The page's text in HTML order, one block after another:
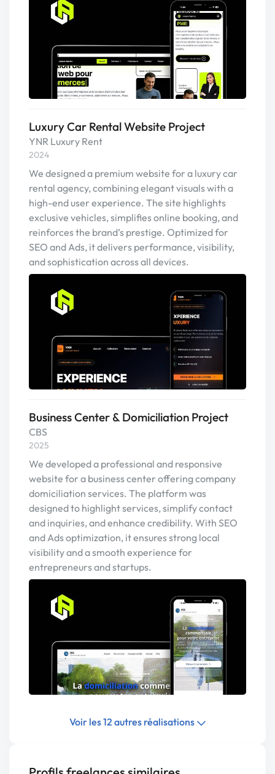
Luxury Car Rental Website Project
YNR Luxury Rent
2024
We designed a premium website for a luxury car
rental agency, combining elegant visuals with a
high-end user experience. The site highlights
exclusive vehicles, simplifies online booking, and
reinforces the brand’s prestige. Optimized for
SEO and Ads, it delivers performance, visibility,
and sophistication across all devices.
Business Center & Domiciliation Project
CBS
2025
We developed a professional and responsive
website for a business center offering company
domiciliation services. The platform was
designed to highlight services, simplify contact
and inquiries, and enhance credibility. With SEO
and Ads optimization, it ensures strong local
visibility and a smooth experience for
entrepreneurs and startups.
Voir les 12 autres réalisations